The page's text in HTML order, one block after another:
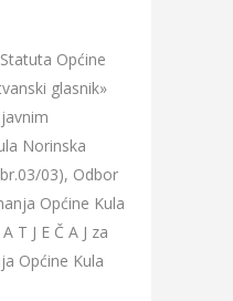
Općine
glasnik»
Norinska
03), Odbor
Općine Kula
T J E Č A J za
Općine Kula